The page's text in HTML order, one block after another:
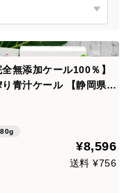
全無添加ケール100％】
青汁ケール 【静岡県磐
¥8,596
送料 ¥756